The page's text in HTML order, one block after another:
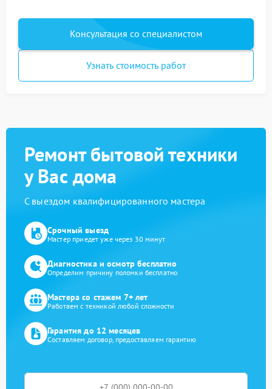
Консультация со специалистом
Узнать стоимость работ
Ремонт бытовой техники
у Вас дома
С выездом квалифицированного мастера
Срочный выезд
Мастер приедет уже через 30 минут
Диагностика и осмотр бесплатно
Определим причину поломки бесплатно
Мастера со стажем 7+ лет
Работаем с техникой любой сложности
Гарантия до 12 месяцев
Составляем договор, предоставляем гарантию